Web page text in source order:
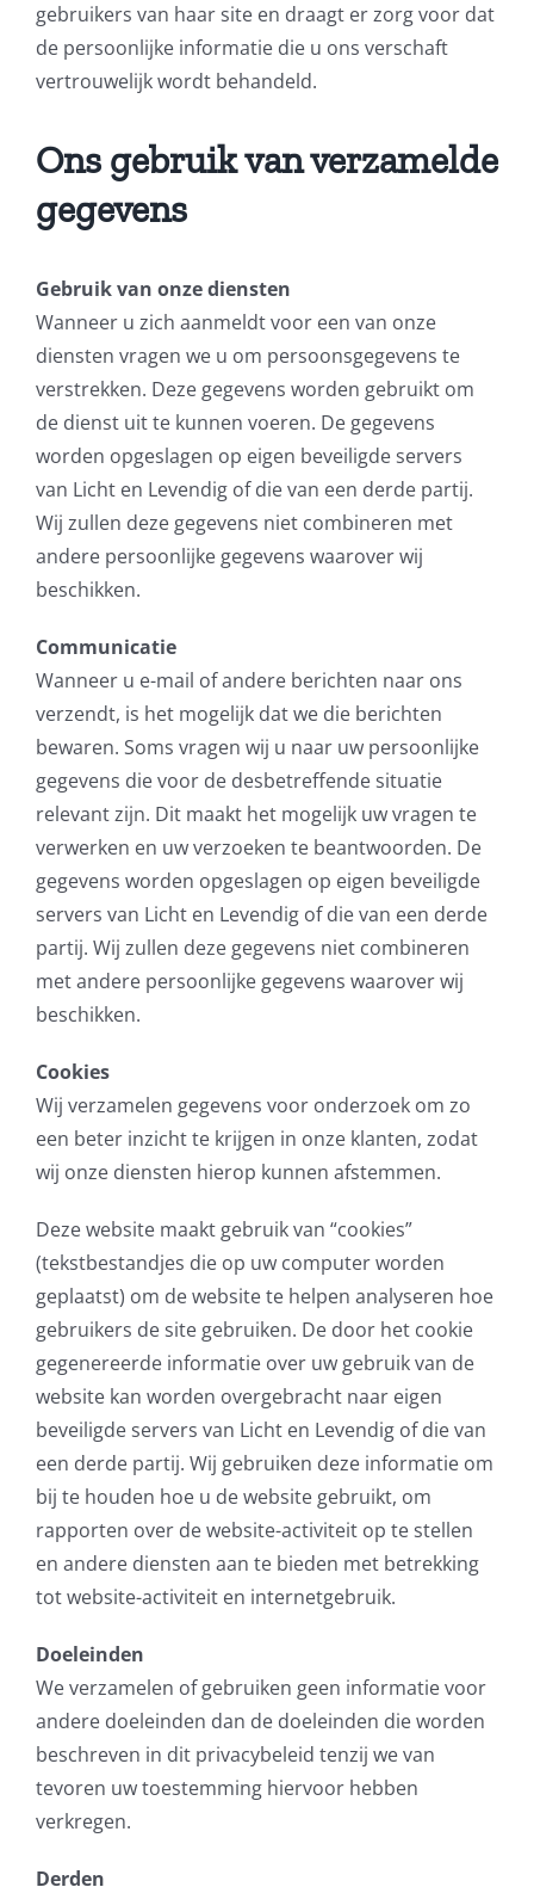
gebruikers van haar site en draagt er zorg voor dat
de persoonlijke informatie die u ons verschaft
vertrouwelijk wordt behandeld.
Ons gebruik van verzamelde
gegevens
Gebruik van onze diensten
Wanneer u zich aanmeldt voor een van onze
diensten vragen we u om persoonsgegevens te
verstrekken. Deze gegevens worden gebruikt om
de dienst uit te kunnen voeren. De gegevens
worden opgeslagen op eigen beveiligde servers
van Licht en Levendig of die van een derde partij.
Wij zullen deze gegevens niet combineren met
andere persoonlijke gegevens waarover wij
beschikken.
Communicatie
Wanneer u e-mail of andere berichten naar ons
verzendt, is het mogelijk dat we die berichten
bewaren. Soms vragen wij u naar uw persoonlijke
gegevens die voor de desbetreffende situatie
relevant zijn. Dit maakt het mogelijk uw vragen te
verwerken en uw verzoeken te beantwoorden. De
gegevens worden opgeslagen op eigen beveiligde
servers van Licht en Levendig of die van een derde
partij. Wij zullen deze gegevens niet combineren
met andere persoonlijke gegevens waarover wij
beschikken.
Cookies
Wij verzamelen gegevens voor onderzoek om zo
een beter inzicht te krijgen in onze klanten, zodat
wij onze diensten hierop kunnen afstemmen.
Deze website maakt gebruik van “cookies”
(tekstbestandjes die op uw computer worden
geplaatst) om de website te helpen analyseren hoe
gebruikers de site gebruiken. De door het cookie
gegenereerde informatie over uw gebruik van de
website kan worden overgebracht naar eigen
beveiligde servers van Licht en Levendig of die van
een derde partij. Wij gebruiken deze informatie om
bij te houden hoe u de website gebruikt, om
rapporten over de website-activiteit op te stellen
en andere diensten aan te bieden met betrekking
tot website-activiteit en internetgebruik.
Doeleinden
We verzamelen of gebruiken geen informatie voor
andere doeleinden dan de doeleinden die worden
beschreven in dit privacybeleid tenzij we van
tevoren uw toestemming hiervoor hebben
verkregen.
Derden